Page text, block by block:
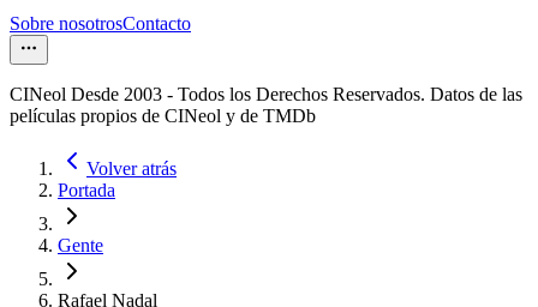
Sobre nosotrosContacto
CINeol Desde 2003 - Todos los Derechos Reservados. Datos de las
películas propios de CINeol y de TMDb
Volver atrás
Portada
Gente
Rafael Nadal